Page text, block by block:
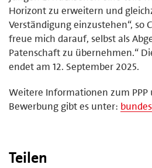
Horizont zu erweitern und
Verständigung einzustehen“, so
freue mich darauf, selbst als
Patenschaft zu übernehmen.“
endet am 12. September 2025.
Weitere Informationen zum PPP
Bewerbung gibt es unter:
Teilen